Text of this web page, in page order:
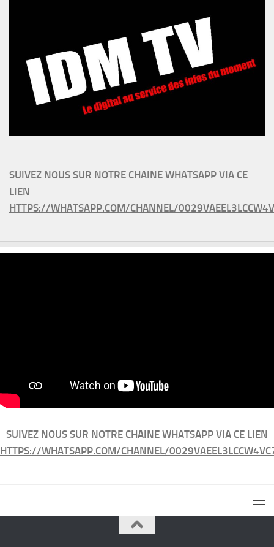
SUIVEZ NOUS SUR NOTRE CHAINE WHATSAPP VIA CE
LIEN
HTTPS://WHATSAPP.COM/CHANNEL/
SUIVEZ NOUS SUR NOTRE CHAINE WHATSAPP VIA CE LIEN
HTTPS://WHATSAPP.COM/CHANNEL/